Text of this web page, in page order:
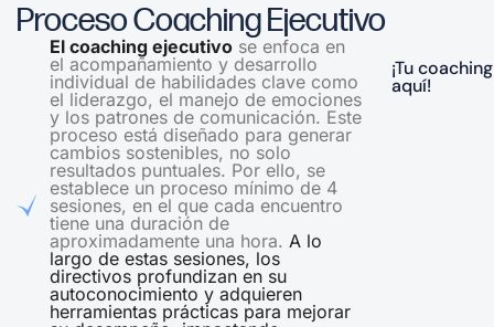
Proceso Coaching Ejecutivo
El coaching ejecutivo se enfoca en
el acompañamiento y desarrollo
individual de habilidades clave como
el liderazgo, el manejo de emociones
y los patrones de comunicación. Este
proceso está diseñado para generar
cambios sostenibles, no solo
resultados puntuales. Por ello, se
establece un proceso mínimo de 4
sesiones, en el que cada encuentro
tiene una duración de
aproximadamente una hora. A lo
largo de estas sesiones, los
directivos profundizan en su
autoconocimiento y adquieren
herramientas prácticas para mejorar
¡Tu coaching
aquí!